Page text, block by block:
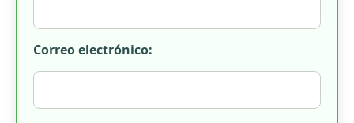
Correo electrónico: